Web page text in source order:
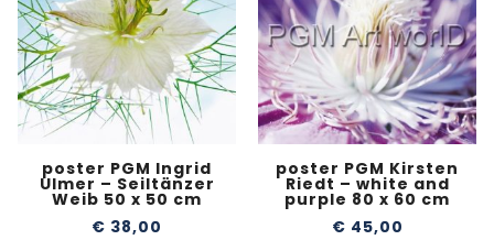
poster PGM Ingrid
Ulmer – Seiltänzer
Weib 50 x 50 cm
€ 38,00
poster PGM Kirsten
Riedt – white and
purple 80 x 60 cm
€ 45,00